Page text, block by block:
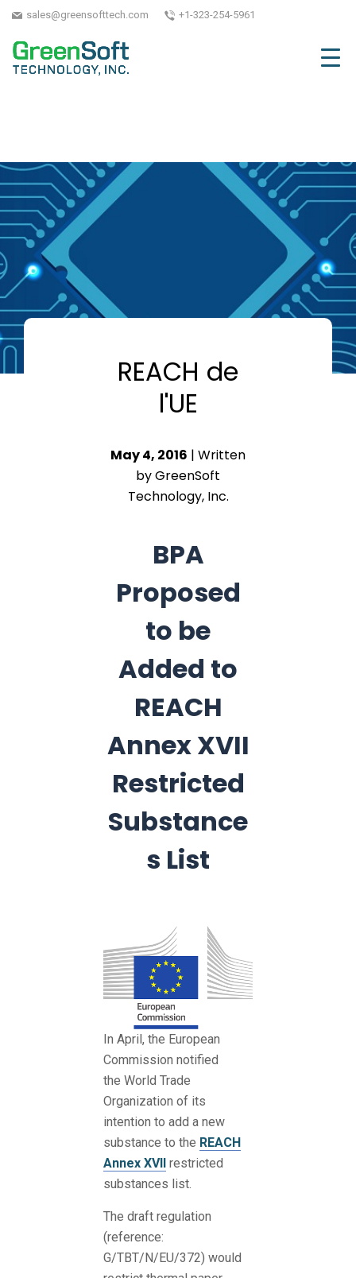
sales@greensofttech.com +1-323-254-5961
REACH de
l'UE
May 4, 2016 | Written
by GreenSoft
Technology, Inc.
BPA
Proposed
to be
Added to
REACH
Annex XVII
Restricted
Substance
s List
In April, the European
Commission notified
the World Trade
Organization of its
intention to add a new
substance to the REACH
Annex XVII restricted
substances list.
The draft regulation
(reference:
G/TBT/N/EU/372) would